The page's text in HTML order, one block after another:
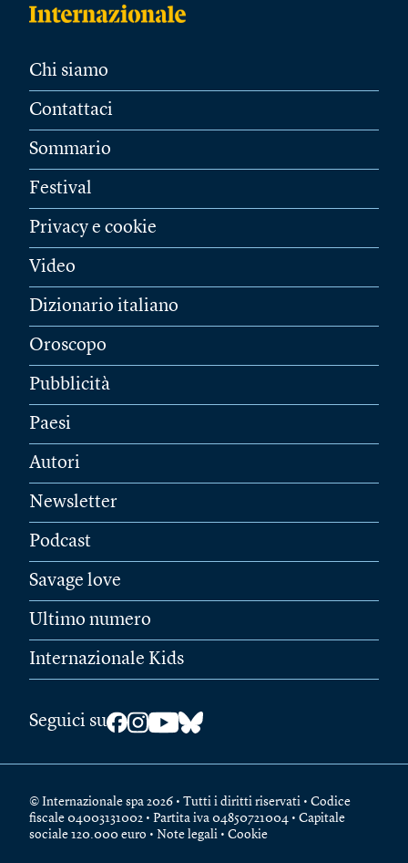
Chi siamo
Contattaci
Sommario
Festival
Privacy e cookie
Video
Dizionario italiano
Oroscopo
Pubblicità
Paesi
Autori
Newsletter
Podcast
Savage love
Ultimo numero
Internazionale Kids
Seguici su
© Internazionale spa 2026 • Tutti i diritti riservati • Codice
fiscale 04003131002 • Partita iva 04850721004 • Capitale
sociale 120.000 euro • Note legali • Cookie